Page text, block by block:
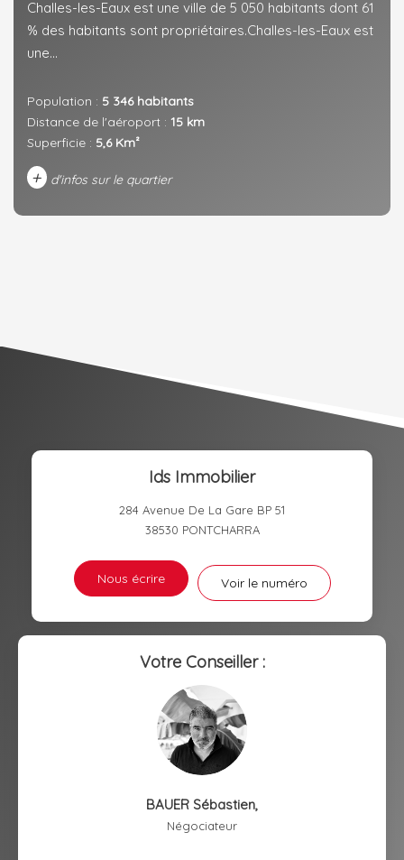
Challes-les-Eaux est une ville de 5 050 habitants dont 61
% des habitants sont propriétaires.Challes-les-Eaux est
une...
Population : 5 346 habitants
Distance de l'aéroport : 15 km
Superficie : 5,6 Km²
+ d'infos sur le quartier
VOITURE
ECOLES ET CRÈCHES
Ids Immobilier
284 Avenue De La Gare BP 51
38530 PONTCHARRA
Nous écrire Voir le numéro
Votre Conseiller :
BAUER Sébastien,
Négociateur